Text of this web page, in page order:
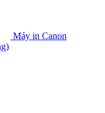
Máy in Canon